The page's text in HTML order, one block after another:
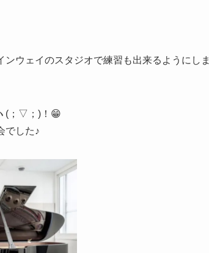
ウェイのスタジオで練習も出来るようにしま
(；▽；)！😁
でした♪